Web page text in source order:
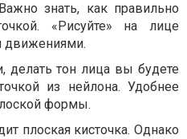
знать, как правильно
«Рисуйте» на лице
движениями.
делать тон лица вы будете
из нейлона. Удобнее
формы.
плоская кисточка. Однако